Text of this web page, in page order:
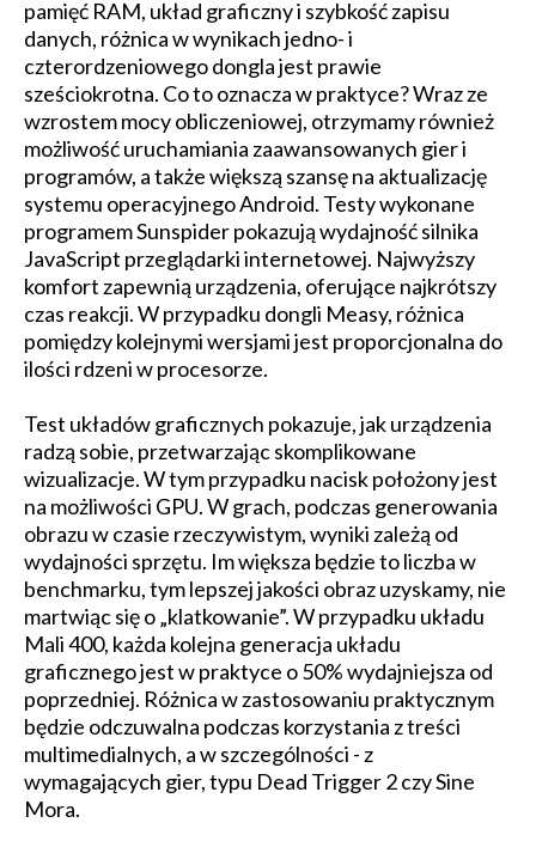
pamięć RAM, układ graficzny i szybkość zapisu
danych, różnica w wynikach jedno- i
czterordzeniowego dongla jest prawie
sześciokrotna. Co to oznacza w praktyce? Wraz ze
wzrostem mocy obliczeniowej, otrzymamy również
możliwość uruchamiania zaawansowanych gier i
programów, a także większą szansę na aktualizację
systemu operacyjnego Android. Testy wykonane
programem Sunspider pokazują wydajność silnika
JavaScript przeglądarki internetowej. Najwyższy
komfort zapewnią urządzenia, oferujące najkrótszy
czas reakcji. W przypadku dongli Measy, różnica
pomiędzy kolejnymi wersjami jest proporcjonalna do
ilości rdzeni w procesorze.
Test układów graficznych pokazuje, jak urządzenia
radzą sobie, przetwarzając skomplikowane
wizualizacje. W tym przypadku nacisk położony jest
na możliwości GPU. W grach, podczas generowania
obrazu w czasie rzeczywistym, wyniki zależą od
wydajności sprzętu. Im większa będzie to liczba w
benchmarku, tym lepszej jakości obraz uzyskamy, nie
martwiąc się o „klatkowanie”. W przypadku układu
Mali 400, każda kolejna generacja układu
graficznego jest w praktyce o 50% wydajniejsza od
poprzedniej. Różnica w zastosowaniu praktycznym
będzie odczuwalna podczas korzystania z treści
multimedialnych, a w szczególności - z
wymagających gier, typu Dead Trigger 2 czy Sine
Mora.